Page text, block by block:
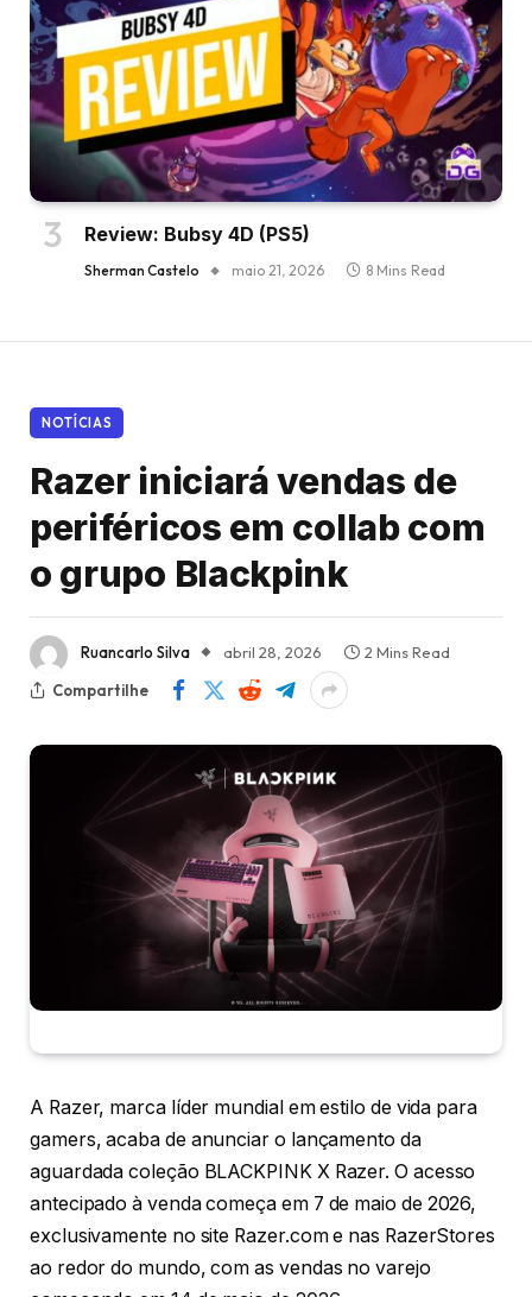
Review: Bubsy 4D (PS5)
Sherman Castelo maio 21, 2026 8 Mins Read
NOTÍCIAS
Razer iniciará vendas de
periféricos em collab com
o grupo Blackpink
Ruancarlo Silva abril 28, 2026
2 Mins Read
Compartilhe
A Razer, marca líder mundial em estilo de vida para
gamers, acaba de anunciar o lançamento da
aguardada coleção BLACKPINK X Razer. O acesso
antecipado à venda começa em 7 de maio de 2026,
exclusivamente no site Razer.com e nas RazerStores
ao redor do mundo, com as vendas no varejo